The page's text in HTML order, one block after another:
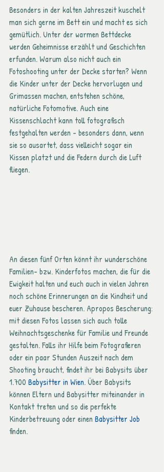
Besonders in der kalten Jahreszeit kuschelt
man sich gerne im Bett ein und macht es sich
gemütlich. Unter der warmen Bettdecke
werden Geheimnisse erzählt und Geschichten
erfunden. Warum also nicht auch ein
Fotoshooting unter der Decke starten? Wenn
die Kinder unter der Decke hervorlugen und
Grimassen machen, entstehen schöne,
natürliche Fotomotive. Auch eine
Kissenschlacht kann toll fotografisch
festgehalten werden - besonders dann, wenn
sie so ausartet, dass vielleicht sogar ein
Kissen platzt und die Federn durch die Luft
fliegen.
An diesen fünf Orten könnt ihr wunderschöne
Familien- bzw. Kinderfotos machen, die für die
Ewigkeit halten und euch auch in vielen Jahren
noch schöne Erinnerungen an die Kindheit und
euer Zuhause bescheren. Apropos Bescherung:
mit diesen Fotos lassen sich auch tolle
Weihnachtsgeschenke für Familie und Freunde
gestalten. Falls ihr Hilfe beim Fotografieren
oder ein paar Stunden Auszeit nach dem
Shooting braucht, findet ihr bei Babysits über
1.700 Babysitter in Wien. Über Babysits
können Eltern und Babysitter miteinander in
Kontakt treten und so die perfekte
Kinderbetreuung oder einen Babysitter Job
finden.